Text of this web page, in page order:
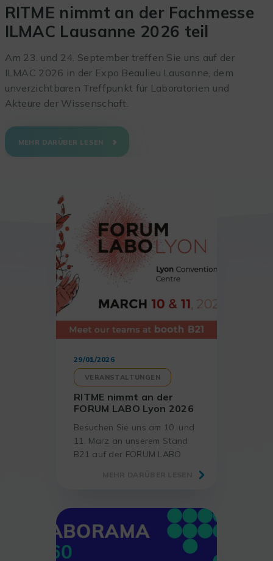
RITME nimmt an der Fachmesse
ILMAC Lausanne 2026 teil
Am 23. und 24. September treffen Sie uns auf der
ILMAC 2026 in der Expo Beaulieu Lausanne, dem
unverzichtbaren Treffpunkt für Laboratorien und
Akteure der Wissenschaft.
MEHR DARÜBER LESEN
29/01/2026
VERANSTALTUNGEN
RITME nimmt an der
FORUM LABO Lyon 2026
Besuchen Sie uns am 10. und
11. März an unserem Stand
B21 auf der FORUM LABO
Forschung.